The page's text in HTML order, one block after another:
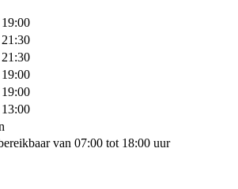
van 07:00 tot 18:00 uur